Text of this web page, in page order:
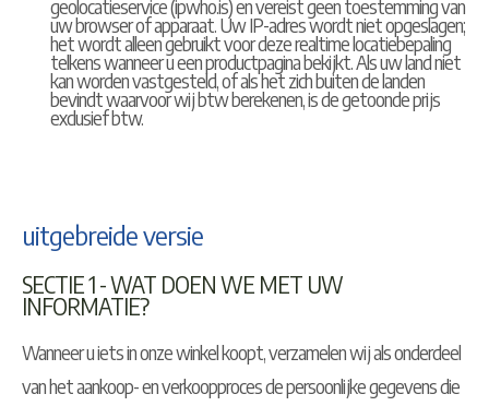
geolocatieservice (ipwho.is) en vereist geen toestemming van
uw browser of apparaat. Uw IP-adres wordt niet opgeslagen;
het wordt alleen gebruikt voor deze realtime locatiebepaling
telkens wanneer u een productpagina bekijkt. Als uw land niet
kan worden vastgesteld, of als het zich buiten de landen
bevindt waarvoor wij btw berekenen, is de getoonde prijs
exclusief btw.
uitgebreide versie
SECTIE 1 - WAT DOEN WE MET UW
INFORMATIE?
Wanneer u iets in onze winkel koopt, verzamelen wij als onderdeel
van het aankoop- en verkoopproces de persoonlijke gegevens die